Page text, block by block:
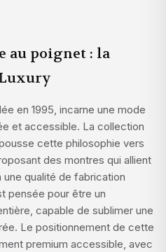
au poignet : la
en 1995, incarne une mode
et accessible. La collection
cette philosophie vers
des montres qui allient
une qualité de fabrication
pensée pour être un
capable de sublimer une
Le positionnement de cette
premium accessible, avec